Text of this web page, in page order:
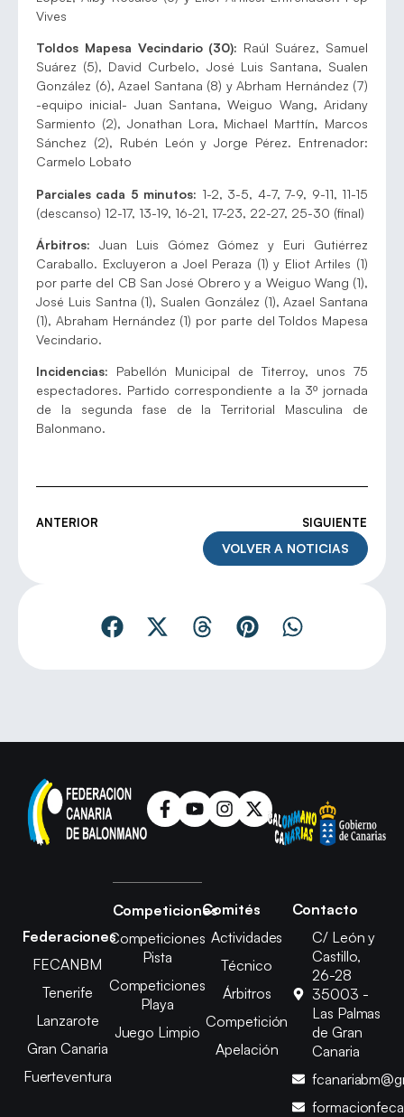
Vives
Toldos Mapesa Vecindario (30): Raúl Suárez, Samuel
Suárez (5), David Curbelo, José Luis Santana, Sualen
González (6), Azael Santana (8) y Abrham Hernández (7)
-equipo inicial- Juan Santana, Weiguo Wang, Aridany
Sarmiento (2), Jonathan Lora, Michael Marttín, Marcos
Sánchez (2), Rubén León y Jorge Pérez. Entrenador:
Carmelo Lobato
Parciales cada 5 minutos: 1-2, 3-5, 4-7, 7-9, 9-11, 11-15
(descanso) 12-17, 13-19, 16-21, 17-23, 22-27, 25-30 (final)
Árbitros: Juan Luis Gómez Gómez y Euri Gutiérrez
Caraballo. Excluyeron a Joel Peraza (1) y Eliot Artiles (1)
por parte del CB San José Obrero y a Weiguo Wang (1),
José Luis Santna (1), Sualen González (1), Azael Santana
(1), Abraham Hernández (1) por parte del Toldos Mapesa
Vecindario.
Incidencias: Pabellón Municipal de Titerroy, unos 75
espectadores. Partido correspondiente a la 3º jornada
de la segunda fase de la Territorial Masculina de
Balonmano.
ANTERIOR SIGUIENTE
VOLVER A NOTICIAS
Federaciones
FECANBM
Tenerife
Lanzarote
Gran Canaria
Fuerteventura
Competiciones
Competiciones
Pista
Competiciones
Playa
Juego Limpio
Comités
Actividades
Técnico
Árbitros
Competición
Apelación
Contacto
C/ León y
Castillo,
26-28
35003 -
Las Palmas
de Gran
Canaria